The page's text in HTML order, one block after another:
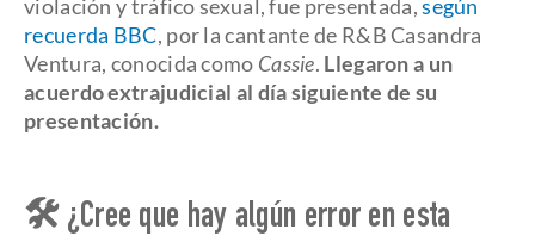
violación y tráfico sexual, fue presentada,según
recuerda BBC, por la cantante de R&B Casandra
Ventura, conocida como Cassie. Llegaron a un
acuerdo extrajudicial al día siguiente de su
presentación.
🛠 ¿Cree que hay algún error en esta